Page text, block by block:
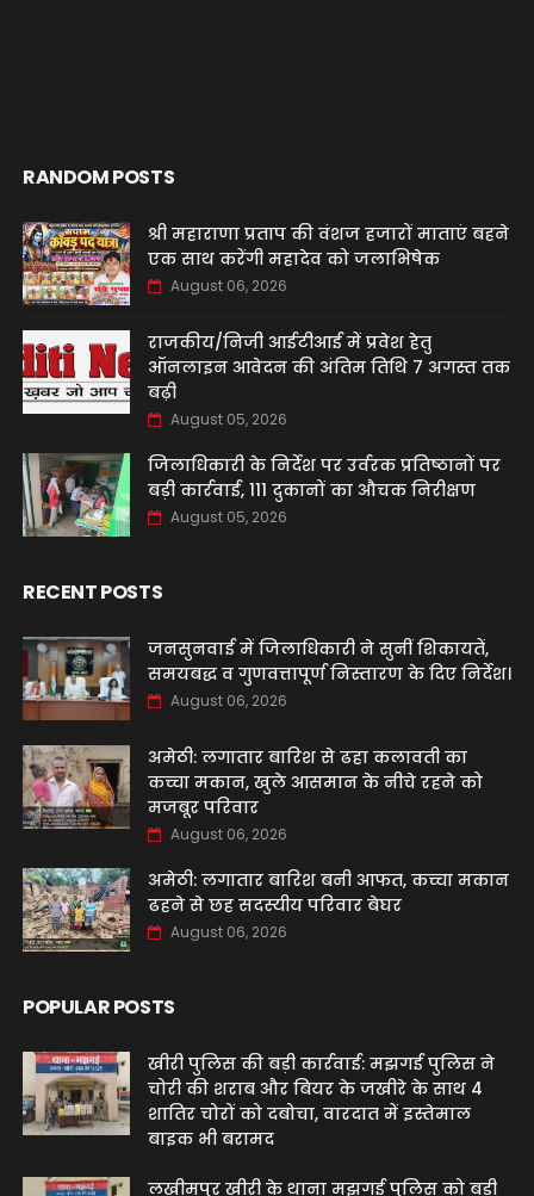
RANDOM POSTS
श्री महाराणा प्रताप की वंशज हजारों माताएं बहने
एक साथ करेंगी महादेव को जलाभिषेक
August 06, 2026
राजकीय/निजी आईटीआई में प्रवेश हेतु
ऑनलाइन आवेदन की अंतिम तिथि 7 अगस्त तक
बढ़ी
August 05, 2026
जिलाधिकारी के निर्देश पर उर्वरक प्रतिष्ठानों पर
बड़ी कार्रवाई, 111 दुकानों का औचक निरीक्षण
August 05, 2026
RECENT POSTS
जनसुनवाई में जिलाधिकारी ने सुनीं शिकायतें,
समयबद्ध व गुणवत्तापूर्ण निस्तारण के दिए निर्देश।
August 06, 2026
अमेठी: लगातार बारिश से ढहा कलावती का
कच्चा मकान, खुले आसमान के नीचे रहने को
मजबूर परिवार
August 06, 2026
अमेठी: लगातार बारिश बनी आफत, कच्चा मकान
ढहने से छह सदस्यीय परिवार बेघर
August 06, 2026
POPULAR POSTS
खीरी पुलिस की बड़ी कार्रवाई: मझगई पुलिस ने
चोरी की शराब और बियर के जखीरे के साथ 4
शातिर चोरों को दबोचा, वारदात में इस्तेमाल
बाइक भी बरामद
लखीमपुर खीरी के थाना मझगई पुलिस को बड़ी